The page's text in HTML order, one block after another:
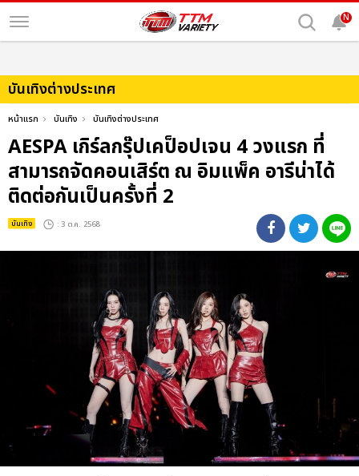
N
บันเทิงต่างประเทศ
หน้าแรก บันเทิง บันเทิงต่างประเทศ
AESPA เกิร์ลกรุ๊ปเคป็อปเจน 4 วงแรก ที่
สามารถจัดคอนเสิร์ต ณ อิมแพ็ค อารีน่าได้
ติดต่อกันเป็นครั้งที่ 2
บันเทิง : 3 ต.ค. 2568